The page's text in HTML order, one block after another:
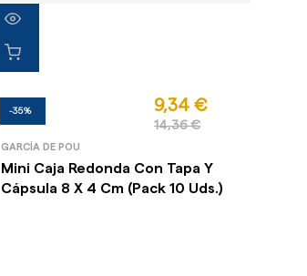
-35% 9,34 €
14,36 €
GARCÍA DE POU
Mini Caja Redonda Con Tapa Y
Cápsula 8 X 4 Cm (Pack 10 Uds.)